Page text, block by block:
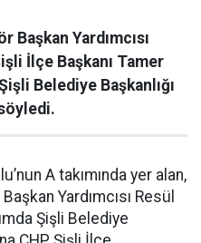
Yardımcısı
İlçe Başkanı Tamer
Belediye Başkanlığı
A takımında yer alan,
Yardımcısı Resül
Şişli Belediye